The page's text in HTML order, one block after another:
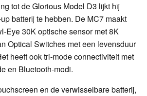
tot de Glorious Model D3 lijkt hij
batterij te hebben. De MC7 maakt
Eye 30K optische sensor met 8K
Optical Switches met een levensduur
heeft ook tri-mode connectiviteit met
en Bluetooth-modi.
en de verwisselbare batterij,